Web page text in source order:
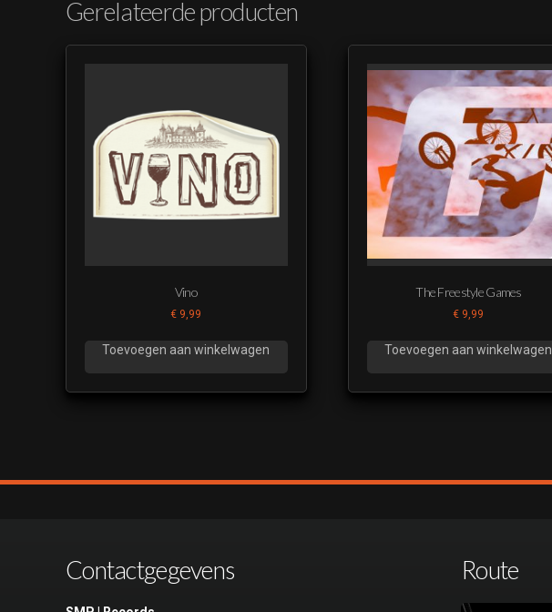
Gerelateerde producten
Vino
€ 9,99
Toevoegen aan winkelwagen
The Freestyle Games
€ 9,99
Toevoegen aan winkelwagen
Contactgegevens Route